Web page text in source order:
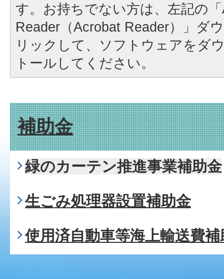
す。お持ちでない方は、左記の
Reader（Acrobat Reader）」ダ
リックして、ソフトウェアをダ
トールしてください。
補助金
緑のカーテン推進事業補助金
生ごみ処理器設置補助金
使用済自動車等海上輸送費